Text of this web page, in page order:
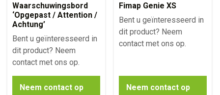
Waarschuwingsbord
‘Opgepast / Attention /
Achtung’
Bent u geïnteresseerd in
dit product? Neem
contact met ons op.
Neem contact op
Fimap Genie XS
Bent u geïnteresseerd in
dit product? Neem
contact met ons op.
Neem contact op